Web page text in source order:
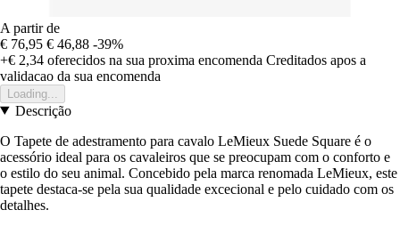
A partir de
€ 76,95 € 46,88 -39%
+€ 2,34 oferecidos na sua proxima encomenda Creditados apos a
validacao da sua encomenda
Loading...
Descrição
O Tapete de adestramento para cavalo LeMieux Suede Square é o
acessório ideal para os cavaleiros que se preocupam com o conforto e
o estilo do seu animal. Concebido pela marca renomada LeMieux, este
tapete destaca-se pela sua qualidade excecional e pelo cuidado com os
detalhes.